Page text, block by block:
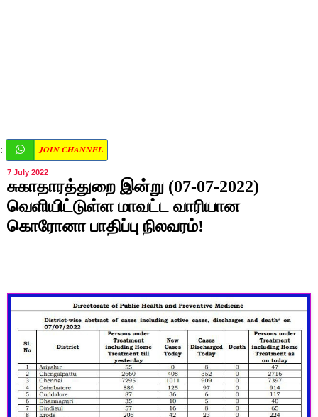
: JOIN CHANNEL
7 July 2022
சுகாதாரத்துறை இன்று (07-07-2022)
வெளியிட்டுள்ள மாவட்ட வாரியான
கொரோனா பாதிப்பு நிலவரம்!